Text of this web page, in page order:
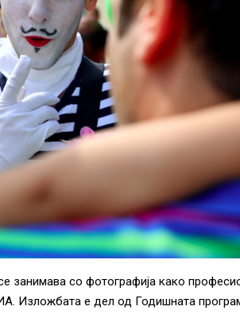
занимава со фотографија како
Изложбата е дел од Годишната